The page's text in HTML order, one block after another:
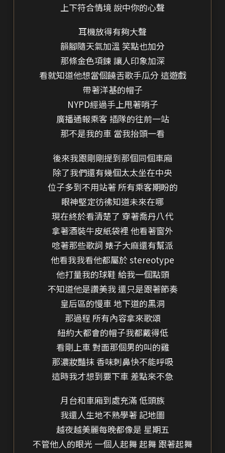
上下符合情境 說中你的心聲
耳機放得有夠大聲
韻腳隨天氣加溫 笑點也加分
那條金色項鍊 讓人印象加深
看就知道他想當個饒舌歌手瓜分 這遊戲
帶著洋基的帽子
NYPD經過手上甩著哨子
廣播通報乘客 插隊的往前一站
那不是我的車 當我抬頭一看
後來我跟剛剛提到那個同個車廂
除了我們還有幾個太太坐在中央
位子多到不用站著 所有乘客期盼的
眼神堅定彷彿知道未來在哪
現在終於看清楚了 穿著喬丹八代
拿著酒裝牛皮紙袋裡 他看著窗外
唸著那些歌詞 婊子大麻還有幫派
他看我我看他都屬於 stereotype
他打量我的球鞋 給我一個點頭
不知道他是讚美我 還只是跟著節奏
皇后區的慢車 地下道的黑洞
那過程 所有內容拿來歌頌
紐約大都會的帽子我都戴得低
看剛上車 對面那個男的叫的雞
那濃妝豔抹 香味刺鼻快不能呼吸
這時我才想到要下車 差點來不急
月台和車廂到處充滿 低頭族
我還人生地不熟學著 記地圖
越夜越美麗每晚都像是 星期五
不管他人的眼光 一個人起舞 起舞 跟著起舞